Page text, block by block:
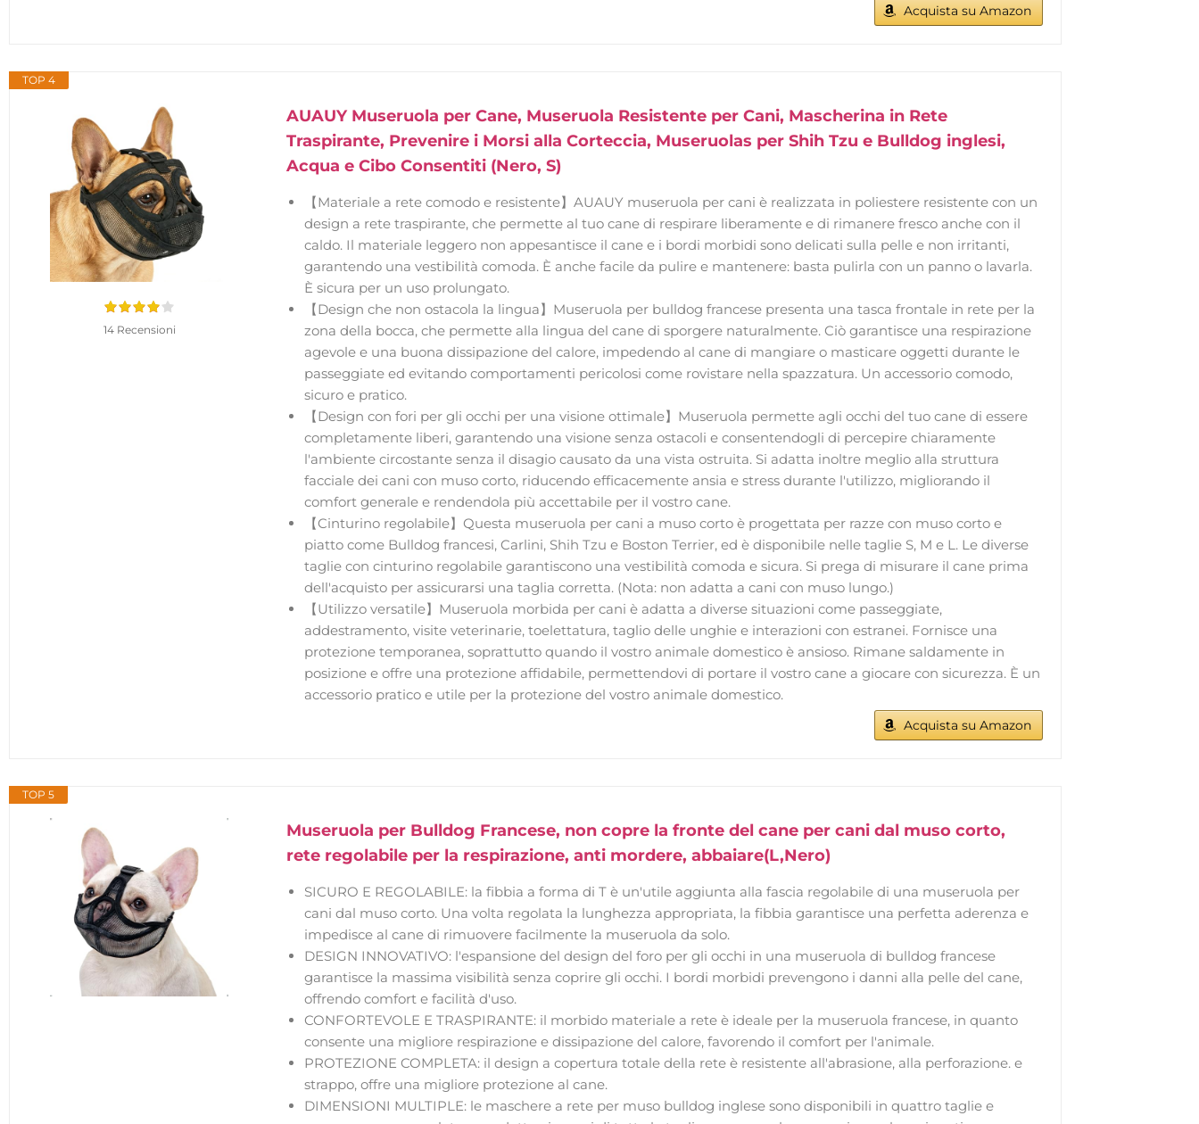
Acquista su Amazon
TOP 4
14 Recensioni
AUAUY Museruola per Cane, Museruola Resistente per Cani, Mascherina in Rete
Traspirante, Prevenire i Morsi alla Corteccia, Museruolas per Shih Tzu e Bulldog inglesi,
Acqua e Cibo Consentiti (Nero, S)
【Materiale a rete comodo e resistente】AUAUY museruola per cani è realizzata in poliestere resistente con un
design a rete traspirante, che permette al tuo cane di respirare liberamente e di rimanere fresco anche con il
caldo. Il materiale leggero non appesantisce il cane e i bordi morbidi sono delicati sulla pelle e non irritanti,
garantendo una vestibilità comoda. È anche facile da pulire e mantenere: basta pulirla con un panno o lavarla.
È sicura per un uso prolungato.
【Design che non ostacola la lingua】Museruola per bulldog francese presenta una tasca frontale in rete per la
zona della bocca, che permette alla lingua del cane di sporgere naturalmente. Ciò garantisce una respirazione
agevole e una buona dissipazione del calore, impedendo al cane di mangiare o masticare oggetti durante le
passeggiate ed evitando comportamenti pericolosi come rovistare nella spazzatura. Un accessorio comodo,
sicuro e pratico.
【Design con fori per gli occhi per una visione ottimale】Museruola permette agli occhi del tuo cane di essere
completamente liberi, garantendo una visione senza ostacoli e consentendogli di percepire chiaramente
l'ambiente circostante senza il disagio causato da una vista ostruita. Si adatta inoltre meglio alla struttura
facciale dei cani con muso corto, riducendo efficacemente ansia e stress durante l'utilizzo, migliorando il
comfort generale e rendendola più accettabile per il vostro cane.
【Cinturino regolabile】Questa museruola per cani a muso corto è progettata per razze con muso corto e
piatto come Bulldog francesi, Carlini, Shih Tzu e Boston Terrier, ed è disponibile nelle taglie S, M e L. Le diverse
taglie con cinturino regolabile garantiscono una vestibilità comoda e sicura. Si prega di misurare il cane prima
dell'acquisto per assicurarsi una taglia corretta. (Nota: non adatta a cani con muso lungo.)
【Utilizzo versatile】Museruola morbida per cani è adatta a diverse situazioni come passeggiate,
addestramento, visite veterinarie, toelettatura, taglio delle unghie e interazioni con estranei. Fornisce una
protezione temporanea, soprattutto quando il vostro animale domestico è ansioso. Rimane saldamente in
posizione e offre una protezione affidabile, permettendovi di portare il vostro cane a giocare con sicurezza. È un
accessorio pratico e utile per la protezione del vostro animale domestico.
Acquista su Amazon
TOP 5
Museruola per Bulldog Francese, non copre la fronte del cane per cani dal muso corto,
rete regolabile per la respirazione, anti mordere, abbaiare(L,Nero)
SICURO E REGOLABILE: la fibbia a forma di T è un'utile aggiunta alla fascia regolabile di una museruola per
cani dal muso corto. Una volta regolata la lunghezza appropriata, la fibbia garantisce una perfetta aderenza e
impedisce al cane di rimuovere facilmente la museruola da solo.
DESIGN INNOVATIVO: l'espansione del design del foro per gli occhi in una museruola di bulldog francese
garantisce la massima visibilità senza coprire gli occhi. I bordi morbidi prevengono i danni alla pelle del cane,
offrendo comfort e facilità d'uso.
CONFORTEVOLE E TRASPIRANTE: il morbido materiale a rete è ideale per la museruola francese, in quanto
consente una migliore respirazione e dissipazione del calore, favorendo il comfort per l'animale.
PROTEZIONE COMPLETA: il design a copertura totale della rete è resistente all'abrasione, alla perforazione. e
strappo, offre una migliore protezione al cane.
DIMENSIONI MULTIPLE: le maschere a rete per muso bulldog inglese sono disponibili in quattro taglie e